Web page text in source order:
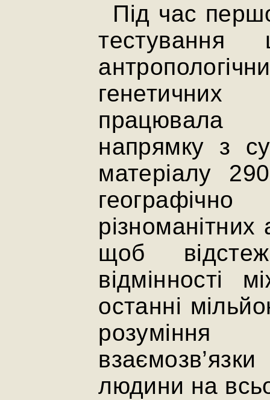
Під час
тестування
напрямку з
матеріалу
щоб
відмінності
останні
розуміння
людини на